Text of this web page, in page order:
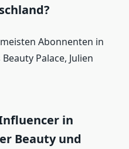
Abonnenten in
Palace, Julien
in
Beauty und